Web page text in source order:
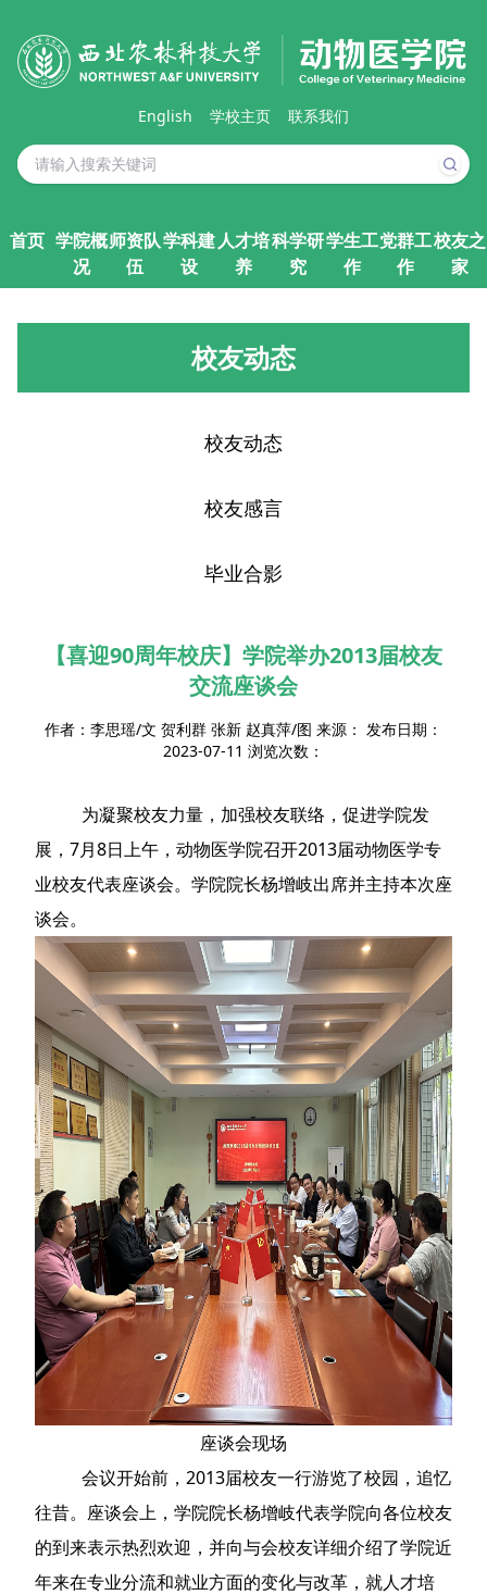
English 学校主页 联系我们
首页 学院概
况
师资队
伍
学科建
设
人才培
养
科学研
究
学生工
作
党群工
作
校友之
家
校友动态
校友动态
校友感言
毕业合影
【喜迎90周年校庆】学院举办2013届校友
交流座谈会
作者：李思瑶/文 贺利群 张新 赵真萍/图 来源： 发布日期：
2023-07-11 浏览次数：
为凝聚校友力量，加强校友联络，促进学院发
展，7月8日上午，动物医学院召开2013届动物医学专
业校友代表座谈会。学院院长杨增岐出席并主持本次座
谈会。
座谈会现场
会议开始前，2013届校友一行游览了校园，追忆
往昔。座谈会上，学院院长杨增岐代表学院向各位校友
的到来表示热烈欢迎，并向与会校友详细介绍了学院近
年来在专业分流和就业方面的变化与改革，就人才培